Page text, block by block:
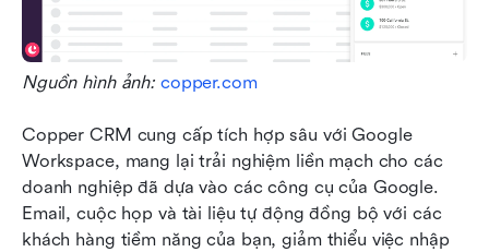
Nguồn hình ảnh: copper.com
Copper CRM cung cấp tích hợp sâu với Google
Workspace, mang lại trải nghiệm liền mạch cho các
doanh nghiệp đã dựa vào các công cụ của Google.
Email, cuộc họp và tài liệu tự động đồng bộ với các
khách hàng tiềm năng của bạn, giảm thiểu việc nhập